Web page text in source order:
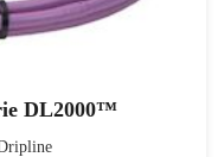
DL2000™